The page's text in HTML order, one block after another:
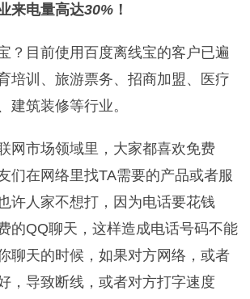
来电量高达30%！
？目前使用百度离线宝的客户已遍
培训、旅游票务、招商加盟、医疗
建筑装修等行业。
网市场领域里，大家都喜欢免费
们在网络里找TA需要的产品或者服
许人家不想打，因为电话要花钱
的QQ聊天，这样造成电话号码不能
聊天的时候，如果对方网络，或者
，导致断线，或者对方打字速度